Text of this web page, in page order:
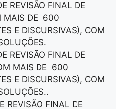
REVISÃO FINAL DE
MAIS DE 600
E DISCURSIVAS), COM
REVISÃO FINAL DE
MAIS DE 600
E DISCURSIVAS), COM
REVISÃO FINAL DE